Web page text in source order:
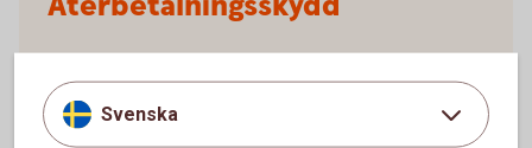
Blankett för att ändra återbetalningsskydd
(pdf)
Svenska